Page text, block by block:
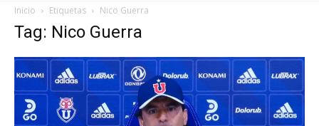
Inicio Etiquetas Nico Guerra
Tag: Nico Guerra